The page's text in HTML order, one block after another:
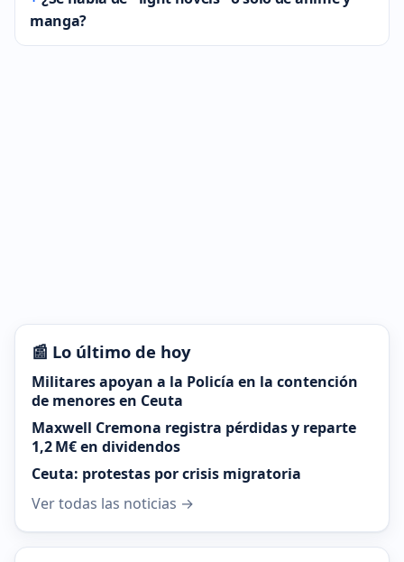
manga?
📰 Lo último de hoy
Militares apoyan a la Policía en la contención
de menores en Ceuta
Maxwell Cremona registra pérdidas y reparte
1,2 M€ en dividendos
Ceuta: protestas por crisis migratoria
Ver todas las noticias →